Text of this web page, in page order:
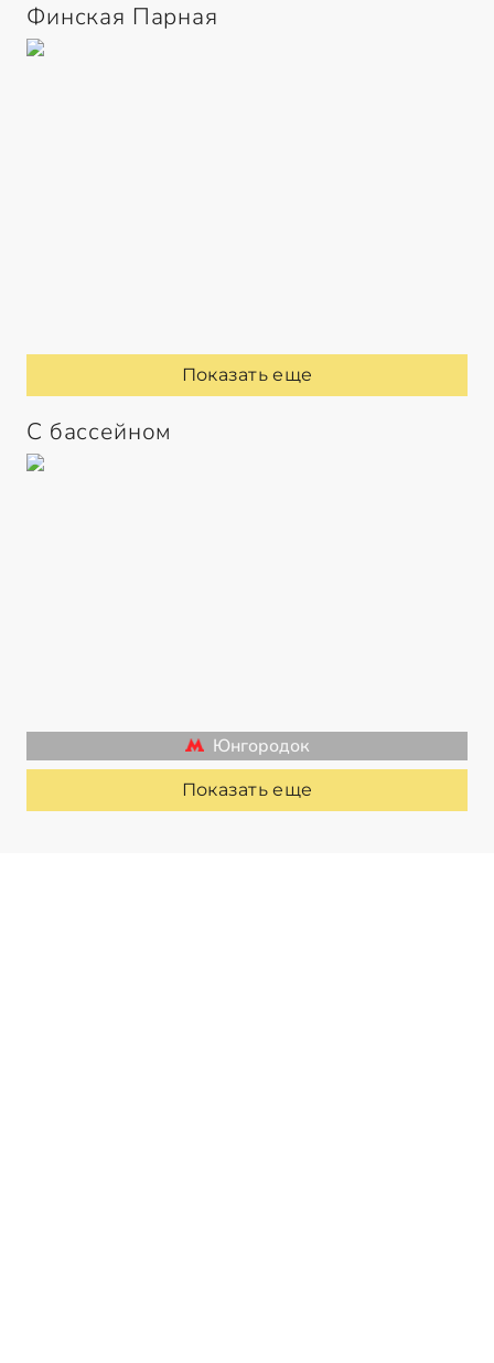
Финская Парная
Показать еще
С бассейном
Юнгородок
Показать еще